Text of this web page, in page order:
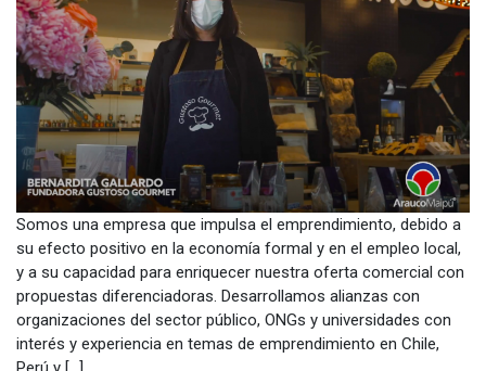
Somos una empresa que impulsa el emprendimiento, debido a
su efecto positivo en la economía formal y en el empleo local,
y a su capacidad para enriquecer nuestra oferta comercial con
propuestas diferenciadoras. Desarrollamos alianzas con
organizaciones del sector público, ONGs y universidades con
interés y experiencia en temas de emprendimiento en Chile,